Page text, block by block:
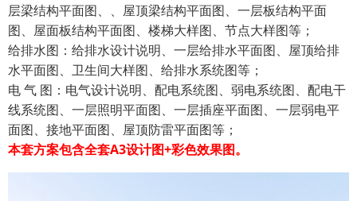
层梁结构平面图、、屋顶梁结构平面图、一层板结构平面
图、屋面板结构平面图、楼梯大样图、节点大样图等；
给排水图：给排水设计说明、一层给排水平面图、屋顶给排
水平面图、卫生间大样图、给排水系统图等；
电 气 图：电气设计说明、配电系统图、弱电系统图、配电干
线系统图、一层照明平面图、一层插座平面图、一层弱电平
面图、接地平面图、屋顶防雷平面图等；
本套方案包含全套A3设计图+彩色效果图。